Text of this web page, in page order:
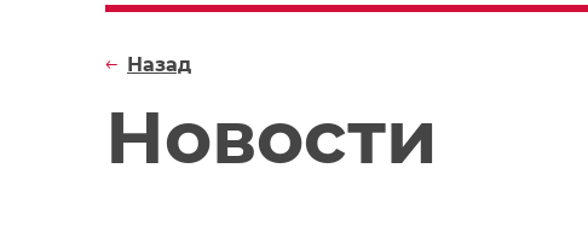
Новости
Назад